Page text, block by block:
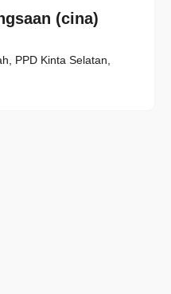
(cina)
PPD Kinta Selatan,